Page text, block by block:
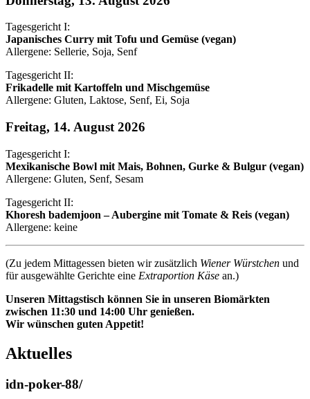
Tagesgericht I:
Japanisches Curry mit Tofu und Gemüse (vegan)
Allergene: Sellerie, Soja, Senf
Tagesgericht II:
Frikadelle mit Kartoffeln und Mischgemüse
Allergene: Gluten, Laktose, Senf, Ei, Soja
Freitag, 14. August 2026
Tagesgericht I:
Mexikanische Bowl mit Mais, Bohnen, Gurke & Bulgur (vegan)
Allergene: Gluten, Senf, Sesam
Tagesgericht II:
Khoresh bademjoon – Aubergine mit Tomate & Reis (vegan)
Allergene: keine
(Zu jedem Mittagessen bieten wir zusätzlich Wiener Würstchen und
für ausgewählte Gerichte eine Extraportion Käse an.)
Unseren Mittagstisch können Sie in unseren Biomärkten
zwischen 11:30 und 14:00 Uhr genießen.
Wir wünschen guten Appetit!
Aktuelles
idn-poker-88/